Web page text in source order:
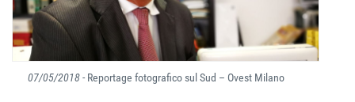
07/05/2018- Reportage fotografico sul Sud – Ovest Milano